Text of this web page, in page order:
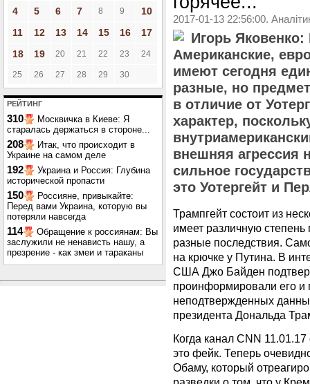
4 5 6 7 8 9
10
11
12 13 14 15 16
17
18
19 20 21 22 23 24
25 26 27 28 29 30
РЕЙТИНГ
310
Москвичка в Киеве: Я
старалась держаться в стороне...
208
Итак, что происходит в
Украине на самом деле
192
Украина и Россия: Глубина
исторической пропасти
150
Россияне, привыкайте:
Перед вами Украина, которую вы
потеряли навсегда
114
Обращение к россиянам: Вы
заслужили не ненависть нашу, а
презрение - как змеи и тараканы
2017-01-13 22:56:00.
Игорь
Американские,
имеют сегодня
разные, но
в отличие от
характер,
внешняя агрессия
сильное
это Уотергейт и
Трампгейт состоит из
имеет различную
разные последствия.
на крючке у Путина. В
США Джо Байден
проинформировали его и
неподтвержденных
президента Дональда
Когда канал CNN
это фейк. Теперь
Обаму, который